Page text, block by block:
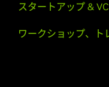
スタートアップ & VC
ワークショップ、ト